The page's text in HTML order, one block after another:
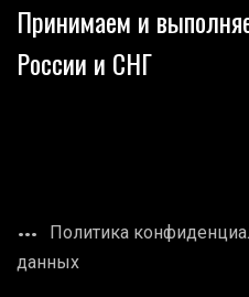
Принимаем и
России и СНГ
Политика
данных